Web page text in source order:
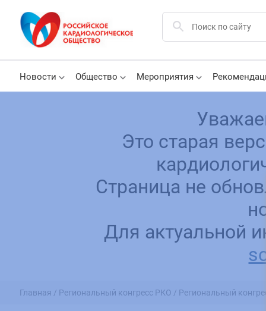
Новости Общество Мероприятия
Это старая
Страница не
Для актуальной
Главная / Региональный конгресс РКО / Региональный